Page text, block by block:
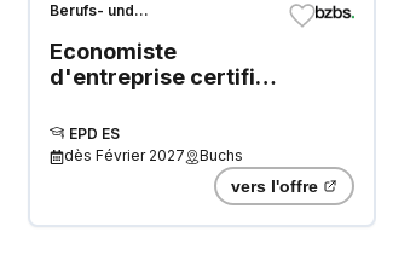
Berufs- und
Sargans
Economiste
d'entreprise certifié
EPD ES
dès Février 2027 Buchs
vers l'offre